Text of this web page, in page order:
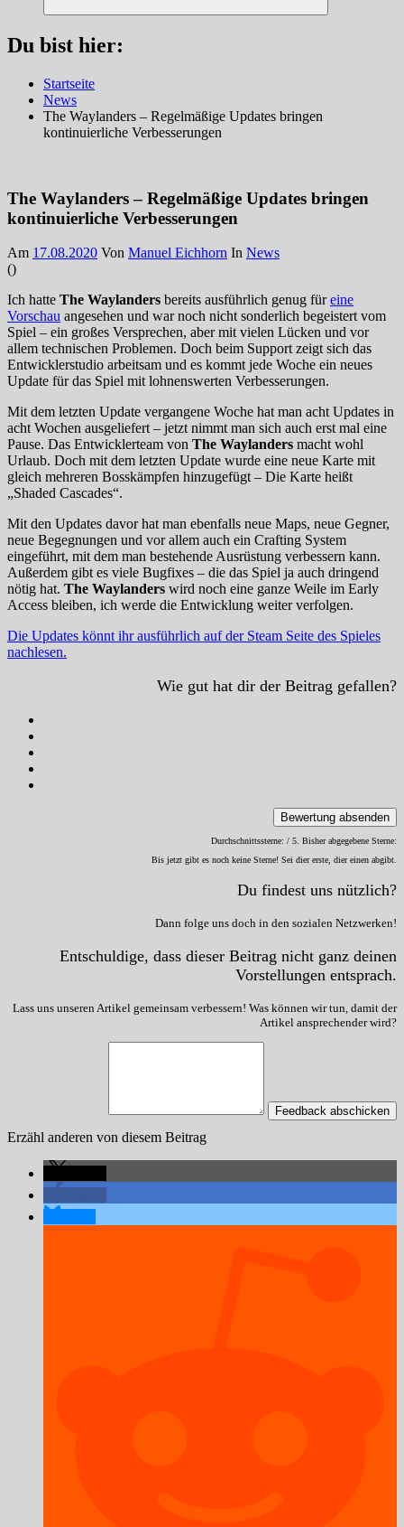
Suchen
Du bist hier:
Startseite
News
The Waylanders – Regelmäßige Updates bringen
kontinuierliche Verbesserungen
The Waylanders – Regelmäßige Updates bringen
kontinuierliche Verbesserungen
Am 17.08.2020 Von Manuel Eichhorn In News
()
Ich hatte The Waylanders bereits ausführlich genug füreine
Vorschau angesehen und war noch nicht sonderlich begeistert vom
Spiel – ein großes Versprechen, aber mit vielen Lücken und vor
allem technischen Problemen. Doch beim Support zeigt sich das
Entwicklerstudio arbeitsam und es kommt jede Woche ein neues
Update für das Spiel mit lohnenswerten Verbesserungen.
Mit dem letzten Update vergangene Woche hat man acht Updates in
acht Wochen ausgeliefert – jetzt nimmt man sich auch erst mal eine
Pause. Das Entwicklerteam von The Waylanders macht wohl
Urlaub. Doch mit dem letzten Update wurde eine neue Karte mit
gleich mehreren Bosskämpfen hinzugefügt – Die Karte heißt
„Shaded Cascades“.
Mit den Updates davor hat man ebenfalls neue Maps, neue Gegner,
neue Begegnungen und vor allem auch ein Crafting System
eingeführt, mit dem man bestehende Ausrüstung verbessern kann.
Außerdem gibt es viele Bugfixes – die das Spiel ja auch dringend
nötig hat. The Waylanders wird noch eine ganze Weile im Early
Access bleiben, ich werde die Entwicklung weiter verfolgen.
Die Updates könnt ihr ausführlich auf der Steam Seite des Spieles
nachlesen.
Wie gut hat dir der Beitrag gefallen?
Bewertung absenden
Durchschnittssterne: / 5. Bisher abgegebene Sterne:
Bis jetzt gibt es noch keine Sterne! Sei dier erste, dier einen abgibt.
Du findest uns nützlich?
Dann folge uns doch in den sozialen Netzwerken!
Entschuldige, dass dieser Beitrag nicht ganz deinen
Vorstellungen entsprach.
Lass uns unseren Artikel gemeinsam verbessern! Was können wir tun, damit der
Artikel ansprechender wird?
Feedback abschicken
Erzähl anderen von diesem Beitrag